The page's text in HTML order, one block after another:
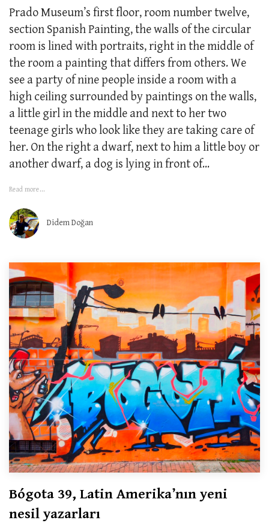
Prado Museum’s first floor, room number twelve,
section Spanish Painting, the walls of the circular
room is lined with portraits, right in the middle of
the room a painting that differs from others. We
see a party of nine people inside a room with a
high ceiling surrounded by paintings on the walls,
a little girl in the middle and next to her two
teenage girls who look like they are taking care of
her. On the right a dwarf, next to him a little boy or
another dwarf, a dog is lying in front of...
Read more...
Didem Doğan
Bógota 39, Latin Amerika’nın yeni
nesil yazarları